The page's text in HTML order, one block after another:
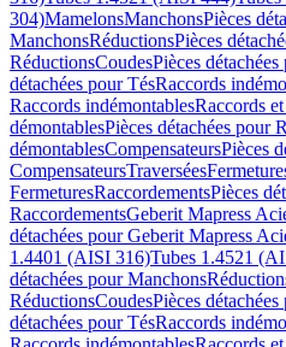
304)MamelonsManchonsPièces
ManchonsRéductionsPièces
RéductionsCoudesPièces
détachées pour TésRaccords
Raccords indémontablesRaccords
démontablesPièces détachées pour
démontablesCompensateursPièces
CompensateursTraversées
FermeturesRaccordementsPièces
RaccordementsGeberit Mapress
détachées pour Geberit Mapress
1.4401 (AISI 316)Tubes 1.4521
détachées pour Manchons
RéductionsCoudesPièces
détachées pour TésRaccords